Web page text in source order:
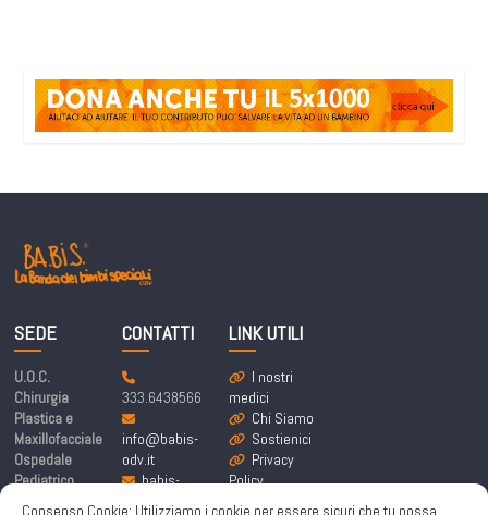
Consenso Cookie: Utilizziamo i cookie per essere sicuri che tu possa
SEDE
U.O.C.
Chirurgia
Plastica e
Maxillofacciale
Ospedale
Pediatrico
Bambino Gesù
CONTATTI
333.6438566
info@babis-
odv.it
babis-
labandadeibim
LINK UTILI
I nostri
medici
Chi Siamo
Sostienici
Privacy
Policy